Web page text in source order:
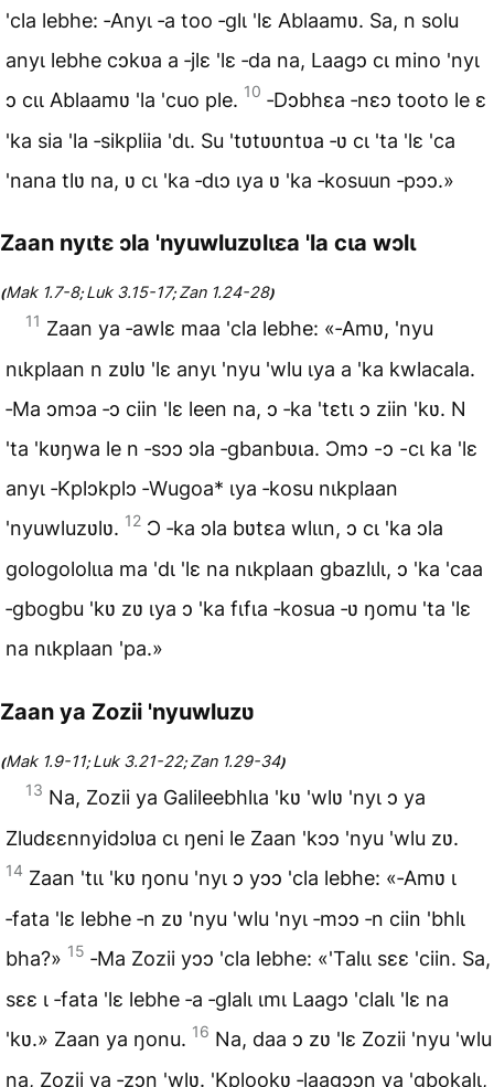
'cla lebhe: ‑Anyɩ ‑a too ‑glɩ 'lɛ Ablaamʋ. Sa, n solu
anyɩ lebhe cɔkʋa a ‑jlɛ 'lɛ ‑da na, Laagɔ cɩ mino 'nyɩ
ɔ cɩɩ Ablaamʋ 'la 'cuo ple. 10 ‑Dɔbhɛa ‑nɛɔ tooto le ɛ
'ka sia 'la ‑sikpliia 'dɩ. Su 'tʋtʋʋntʋa ‑ʋ cɩ 'ta 'lɛ 'ca
'nana tlʋ na, ʋ cɩ 'ka ‑dɩɔ ɩya ʋ 'ka ‑kosuun ‑pɔɔ.»
Zaan nyɩtɛ ɔla 'nyuwluzʋlɩɛa 'la cɩa wɔlɩ
(Mak 1.7-8;Luk 3.15-17;Zan 1.24-28)
11 Zaan ya ‑awlɛ maa 'cla lebhe: «‑Amʋ, 'nyu
nɩkplaan n zʋlʋ 'lɛ anyɩ 'nyu 'wlu ɩya a 'ka kwlacala.
‑Ma ɔmɔa ‑ɔ ciin 'lɛ leen na, ɔ ‑ka 'tɛtɩ ɔ ziin 'kʋ. N
'ta 'kʋŋwa le n ‑sɔɔ ɔla ‑gbanbʋɩa. Ɔmɔ -ɔ -cɩ ka 'lɛ
anyɩ ‑Kplɔkplɔ ‑Wugoa* ɩya ‑kosu nɩkplaan
'nyuwluzʋlʋ. 12 Ɔ ‑ka ɔla bʋtɛa wlɩɩn, ɔ cɩ 'ka ɔla
gologololɩɩa ma 'dɩ 'lɛ na nɩkplaan gbazlɩlɩ, ɔ 'ka 'caa
‑gbogbu 'kʋ zʋ ɩya ɔ 'ka fɩfɩa ‑kosua ‑ʋ ŋomu 'ta 'lɛ
na nɩkplaan 'pa.»
Zaan ya Zozii 'nyuwluzʋ
(Mak 1.9-11;Luk 3.21-22;Zan 1.29-34)
13 Na, Zozii ya Galileebhlɩa 'kʋ 'wlʋ 'nyɩ ɔ ya
Zludɛɛnnyidɔlʋa cɩ ŋeni le Zaan 'kɔɔ 'nyu 'wlu zʋ.
14 Zaan 'tɩɩ 'kʋ ŋonu 'nyɩ ɔ yɔɔ 'cla lebhe: «‑Amʋ ɩ
‑fata 'lɛ lebhe ‑n zʋ 'nyu 'wlu 'nyɩ ‑mɔɔ ‑n ciin 'bhlɩ
bha?» 15 ‑Ma Zozii yɔɔ 'cla lebhe: «'Talɩɩ sɛɛ 'ciin. Sa,
sɛɛ ɩ ‑fata 'lɛ lebhe ‑a ‑glalɩ ɩmɩ Laagɔ 'clalɩ 'lɛ na
'kʋ.» Zaan ya ŋonu. 16 Na, daa ɔ zʋ 'lɛ Zozii 'nyu 'wlu
na, Zozii ya ‑zɔn 'wlʋ. 'Kplookʋ ‑laagɔɔn ya 'gbokalɩ,